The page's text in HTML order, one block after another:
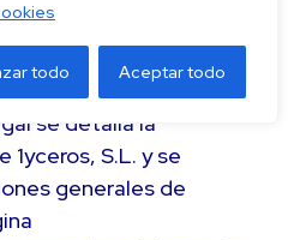
todo Aceptar todo
Legal
se detalla la
S.L. y se
generales de